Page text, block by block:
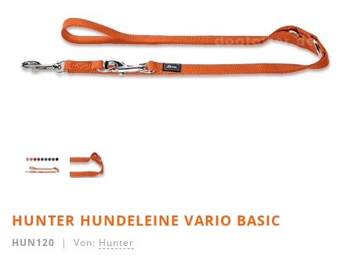
HUNTER HUNDELEINE VARIO BASIC
HUN120 | Von: Hunter